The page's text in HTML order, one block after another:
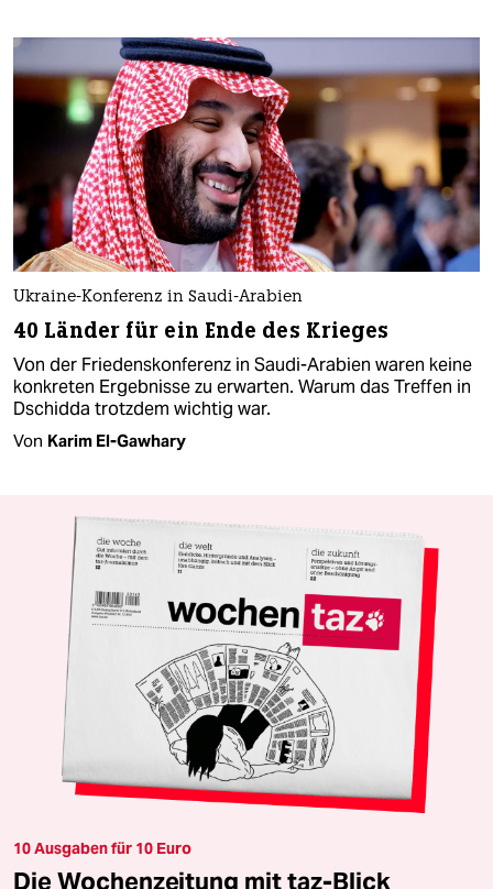
Ukraine-Konferenz in Saudi-Arabien
40 Länder für ein Ende des Krieges
Von der Friedenskonferenz in Saudi-Arabien waren keine
konkreten Ergebnisse zu erwarten. Warum das Treffen in
Dschidda trotzdem wichtig war.
Von Karim El-Gawhary
10 Ausgaben für 10 Euro
Die Wochenzeitung mit taz-Blick